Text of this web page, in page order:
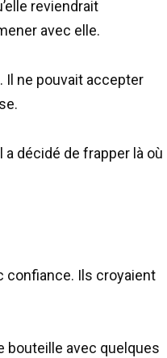
reviendrait
avec elle.
Il ne pouvait accepter
a décidé de frapper là où
confiance. Ils croyaient
bouteille avec quelques